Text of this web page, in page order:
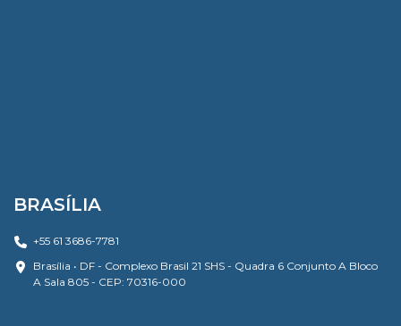
BRASÍLIA
+55 61 3686-7781
Brasília • DF - Complexo Brasil 21 SHS - Quadra 6 Conjunto A Bloco
A Sala 805 - CEP: 70316-000